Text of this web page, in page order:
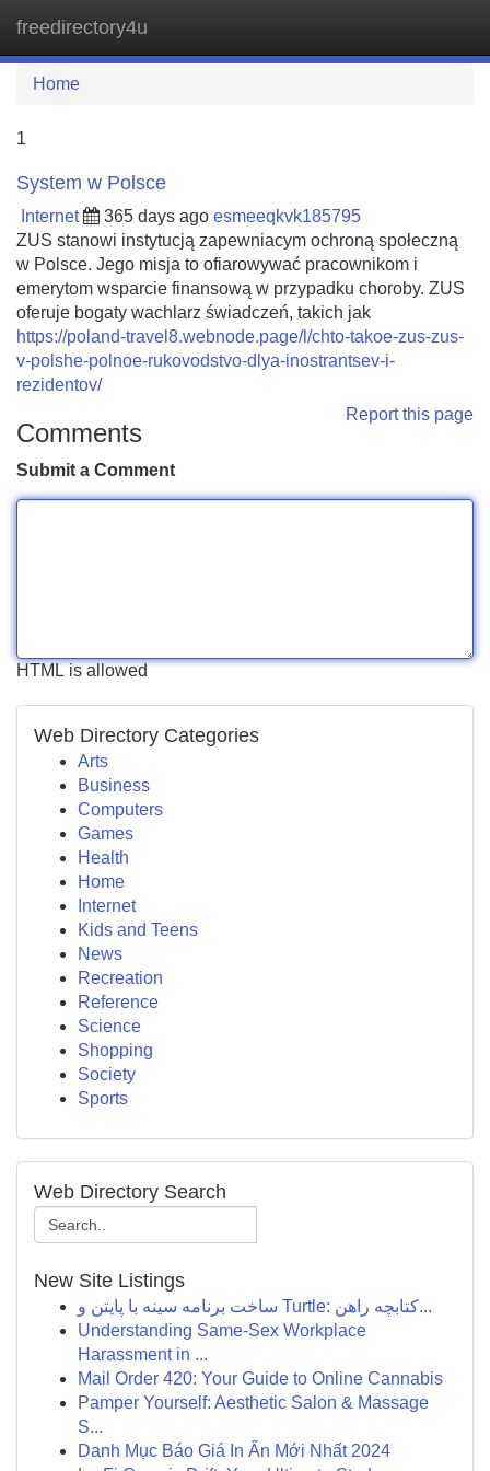
freedirectory4u
Home
1
System w Polsce
Internet 365 days ago esmeeqkvk185795
ZUS stanowi instytucją zapewniacym ochroną społeczną
w Polsce. Jego misja to ofiarowywać pracownikom i
emerytom wsparcie finansową w przypadku choroby. ZUS
oferuje bogaty wachlarz świadczeń, takich jak
https://poland-travel8.webnode.page/l/chto-takoe-zus-zus-
v-polshe-polnoe-rukovodstvo-dlya-inostrantsev-i-
rezidentov/
Report this page
Comments
Submit a Comment
HTML is allowed
Web Directory Categories
Arts
Business
Computers
Games
Health
Home
Internet
Kids and Teens
News
Recreation
Reference
Science
Shopping
Society
Sports
Web Directory Search
New Site Listings
ساخت برنامه سینه با پایتن و Turtle: کتابچه راهن...
Understanding Same-Sex Workplace
Harassment in ...
Mail Order 420: Your Guide to Online Cannabis
Pamper Yourself: Aesthetic Salon & Massage
S...
Danh Mục Báo Giá In Ấn Mới Nhất 2024